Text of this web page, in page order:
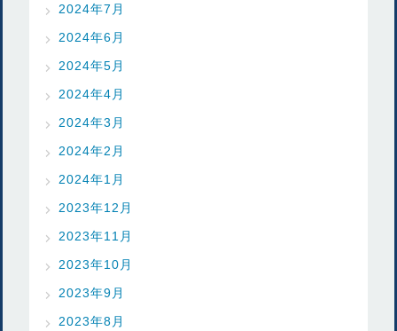
2024年7月
2024年6月
2024年5月
2024年4月
2024年3月
2024年2月
2024年1月
2023年12月
2023年11月
2023年10月
2023年9月
2023年8月